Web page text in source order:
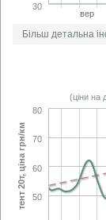
вер
30
Більш детальна
(ціни на
50
60
70
80
тент 20т, ціна грн/км